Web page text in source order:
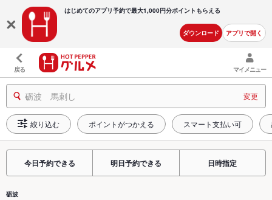
はじめてのアプリ予約で最大1,000円分ポイントもらえる
ダウンロード アプリで開く
戻る マイメニュー
砺波 馬刺し 変更
絞り込む ポイントがつかえる スマート支払い可
今日予約できる 明日予約できる 日時指定
砺波